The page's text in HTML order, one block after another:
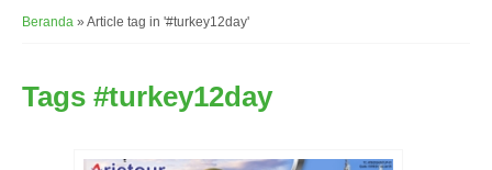
Beranda » Article tag in '#turkey12day'
Tags #turkey12day